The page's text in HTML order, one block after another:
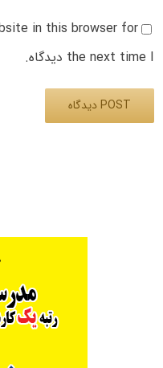
in this browser for
the next time I دیدگاه.